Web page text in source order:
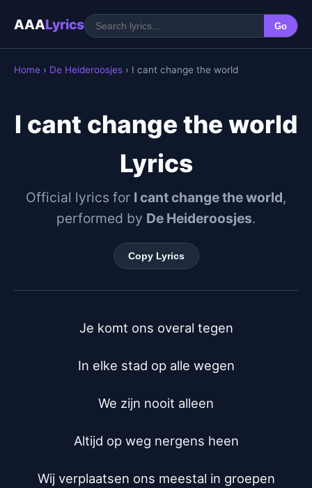
AAALyrics Go
Home › De Heideroosjes › I cant change the world
I cant change the world
Lyrics
Official lyrics for I cant change the world,
performed by De Heideroosjes.
Copy Lyrics
Je komt ons overal tegen
In elke stad op alle wegen
We zijn nooit alleen
Altijd op weg nergens heen
Wij verplaatsen ons meestal in groepen